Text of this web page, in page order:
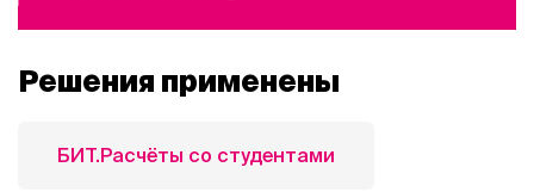
Решения применены
БИТ.Расчёты со студентами